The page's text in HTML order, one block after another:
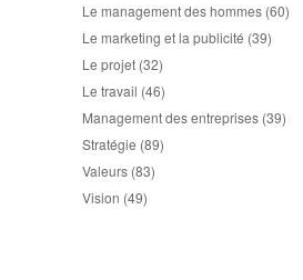
Le management des hommes (60)
Le marketing et la publicité (39)
Le projet (32)
Le travail (46)
Management des entreprises (39)
Stratégie (89)
Valeurs (83)
Vision (49)